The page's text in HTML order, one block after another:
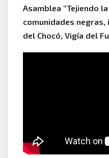
Asamblea “Tejiendo
comunidades negras,
del Chocó, Vigía del